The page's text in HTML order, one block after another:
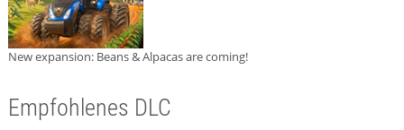
New expansion: Beans & Alpacas are coming!
Empfohlenes DLC